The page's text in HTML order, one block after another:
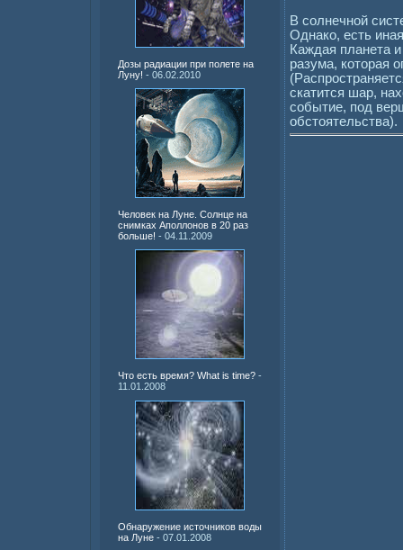
Дозы радиации при полете на
Луну! - 06.02.2010
Человек на Луне. Солнце на
снимках Аполлонов в 20 раз
больше! - 04.11.2009
Что есть время? What is time? -
11.01.2008
Обнаружение источников воды
на Луне - 07.01.2008
В солнечной
Однако, есть
Каждая планета
разума, которая
скатится шар,
событие, под
обстоятельства).